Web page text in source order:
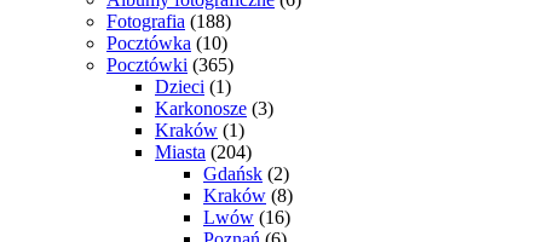
Fotografia (188)
Pocztówka (10)
Pocztówki (365)
Dzieci (1)
Karkonosze (3)
Kraków (1)
Miasta (204)
Gdańsk (2)
Kraków (8)
Lwów (16)